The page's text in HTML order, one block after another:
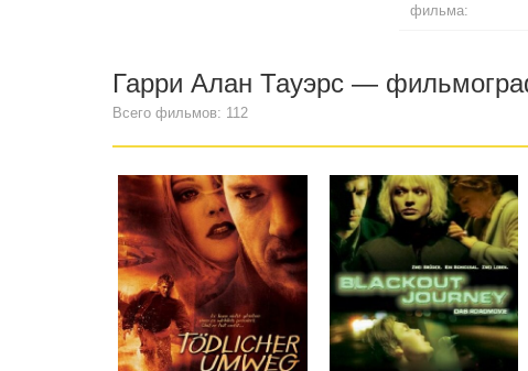
фильма:
Гарри Алан Тауэрс —
Всего фильмов: 112